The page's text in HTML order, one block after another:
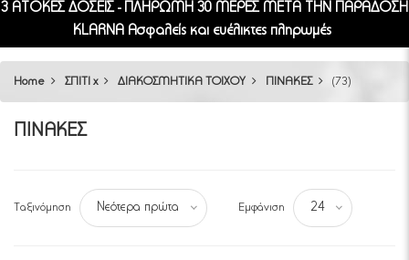
3 ΑΤΟΚΕΣ ΔΟΣΕΙΣ - ΠΛΗΡΩΜΗ 30 ΜΕΡΕΣ ΜΕΤΑ ΤΗΝ ΠΑΡΑΔΟΣΗ
KLARNA Ασφαλείς και ευέλικτες πληρωμές
Home ΣΠΙΤΙ x ΔΙΑΚΟΣΜΗΤΙΚΑ ΤΟΙΧΟΥ ΠΙΝΑΚΕΣ (73)
ΠΙΝΑΚΕΣ
Ταξινόμηση Νεότερα πρώτα Εμφάνιση 24